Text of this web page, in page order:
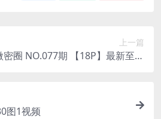
上一篇
圈 NO.077期 【18P】最新至：
图1视频